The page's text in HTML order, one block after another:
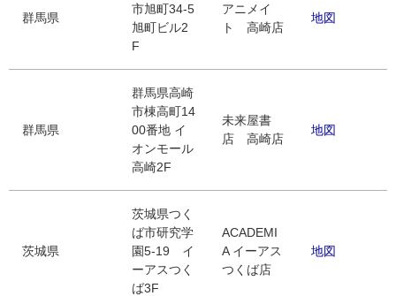
群馬県
市旭町34-5
旭町ビル2
F
アニメイ
ト 高崎店
地図
群馬県
群馬県高崎
市棟高町14
00番地 イ
オンモール
高崎2F
未来屋書
店 高崎店
地図
茨城県
茨城県つく
ば市研究学
園5-19 イ
ーアスつく
ば3F
ACADEMI
A イーアス
つくば店
地図